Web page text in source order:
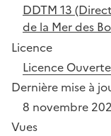
DDTM 13
de la Mer des
Licence
Licence
Dernière mise à
8 novembre
Vues